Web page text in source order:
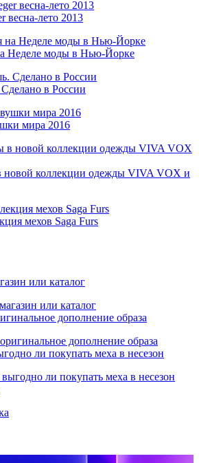
весна-лето 2013
Неделе моды в Нью-Йорке
в России
мира 2016
новой коллекции одежды VIVA VOX и
мехов Saga Furs
или каталог
дополнение образа
ли покупать меха в несезон